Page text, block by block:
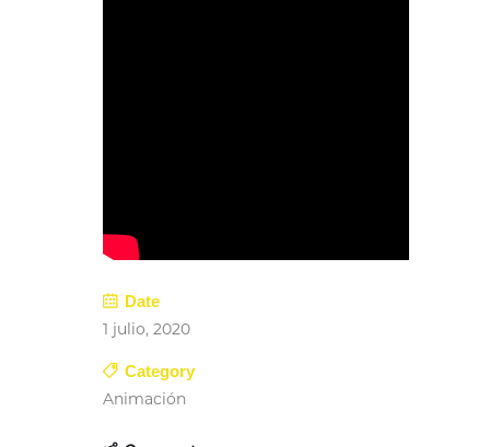
Date
1 julio, 2020
Category
Animación